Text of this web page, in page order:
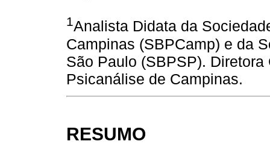
1Analista Didata da
Campinas (SBPCamp) e da
São Paulo (SBPSP).
Psicanálise de Campinas.
RESUMO